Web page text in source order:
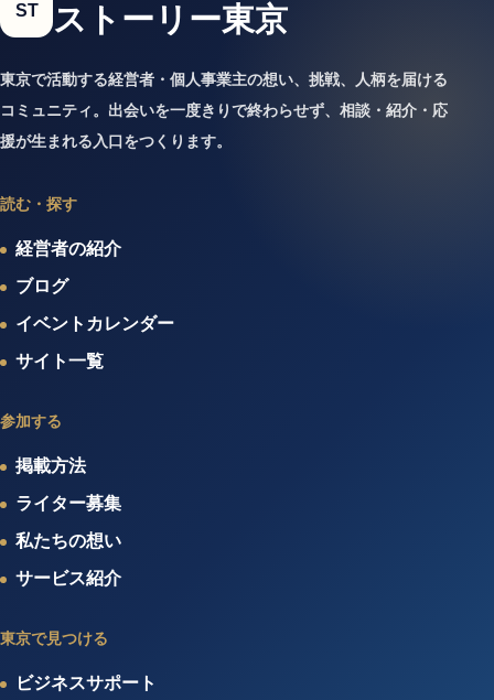
ST ストーリー東京
東京で活動する経営者・個人事業主の想い、挑戦、人柄を届ける
コミュニティ。出会いを一度きりで終わらせず、相談・紹介・応
援が生まれる入口をつくります。
読む・探す
経営者の紹介
ブログ
イベントカレンダー
サイト一覧
参加する
掲載方法
ライター募集
私たちの想い
サービス紹介
東京で見つける
ビジネスサポート